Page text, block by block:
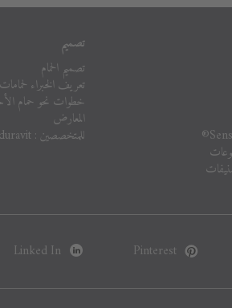
تصميم
تصميم الحمام
تعريف الخبراء
خطوات نحو حمام
المعارض
للمتخصصين : pro.duravit
Pinterest
Linked In